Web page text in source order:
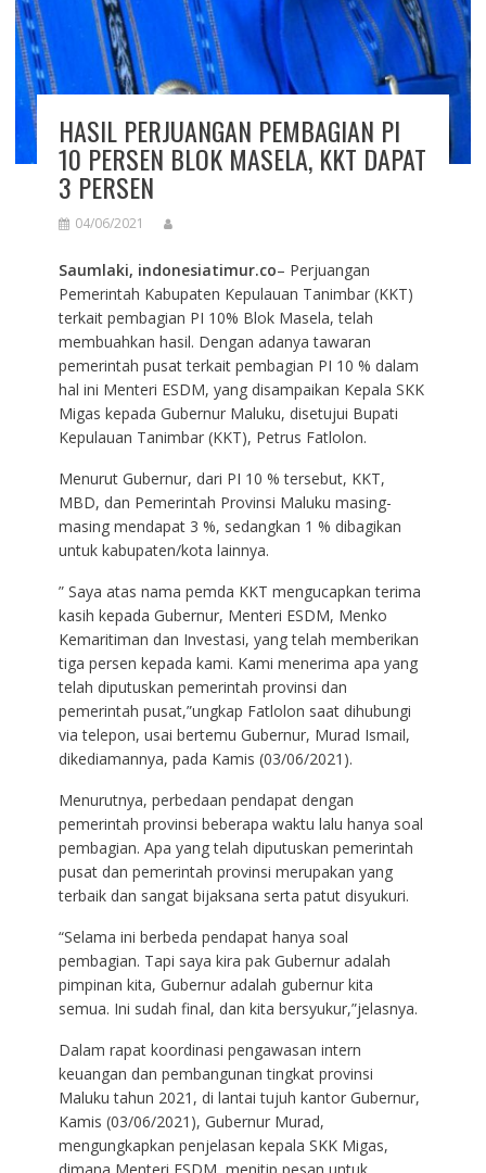
HASIL PERJUANGAN PEMBAGIAN PI
10 PERSEN BLOK MASELA, KKT DAPAT
3 PERSEN
04/06/2021
Saumlaki, indonesiatimur.co– Perjuangan
Pemerintah Kabupaten Kepulauan Tanimbar (KKT)
terkait pembagian PI 10% Blok Masela, telah
membuahkan hasil. Dengan adanya tawaran
pemerintah pusat terkait pembagian PI 10 % dalam
hal ini Menteri ESDM, yang disampaikan Kepala SKK
Migas kepada Gubernur Maluku, disetujui Bupati
Kepulauan Tanimbar (KKT), Petrus Fatlolon.
Menurut Gubernur, dari PI 10 % tersebut, KKT,
MBD, dan Pemerintah Provinsi Maluku masing-
masing mendapat 3 %, sedangkan 1 % dibagikan
untuk kabupaten/kota lainnya.
” Saya atas nama pemda KKT mengucapkan terima
kasih kepada Gubernur, Menteri ESDM, Menko
Kemaritiman dan Investasi, yang telah memberikan
tiga persen kepada kami. Kami menerima apa yang
telah diputuskan pemerintah provinsi dan
pemerintah pusat,”ungkap Fatlolon saat dihubungi
via telepon, usai bertemu Gubernur, Murad Ismail,
dikediamannya, pada Kamis (03/06/2021).
Menurutnya, perbedaan pendapat dengan
pemerintah provinsi beberapa waktu lalu hanya soal
pembagian. Apa yang telah diputuskan pemerintah
pusat dan pemerintah provinsi merupakan yang
terbaik dan sangat bijaksana serta patut disyukuri.
“Selama ini berbeda pendapat hanya soal
pembagian. Tapi saya kira pak Gubernur adalah
pimpinan kita, Gubernur adalah gubernur kita
semua. Ini sudah final, dan kita bersyukur,”jelasnya.
Dalam rapat koordinasi pengawasan intern
keuangan dan pembangunan tingkat provinsi
Maluku tahun 2021, di lantai tujuh kantor Gubernur,
Kamis (03/06/2021), Gubernur Murad,
mengungkapkan penjelasan kepala SKK Migas,